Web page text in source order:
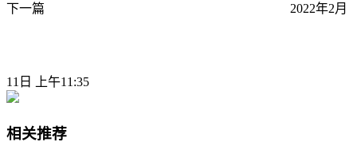
下一篇 2022年2月
11日 上午11:35
相关推荐